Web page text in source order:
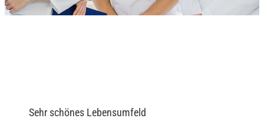
Sehr schönes Lebensumfeld